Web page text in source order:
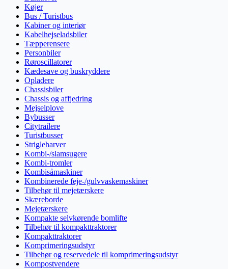
Køjer
Bus / Turistbus
Kabiner og interiør
Kabelhejseladsbiler
Tæpperensere
Personbiler
Røroscillatorer
Kædesave og buskryddere
Opladere
Chassisbiler
Chassis og affjedring
Mejselplove
Bybusser
Citytrailere
Turistbusser
Strigleharver
Kombi-/slamsugere
Kombi-tromler
Kombisåmaskiner
Kombinerede feje-/gulvvaskemaskiner
Tilbehør til mejetærskere
Skæreborde
Mejetærskere
Kompakte selvkørende bomlifte
Tilbehør til kompakttraktorer
Kompakttraktorer
Komprimeringsudstyr
Tilbehør og reservedele til komprimeringsudstyr
Kompostvendere